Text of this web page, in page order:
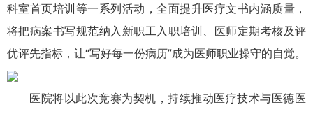
科室首页培训等一系列活动，全面提升医疗文书内涵质量，
将把病案书写规范纳入新职工入职培训、医师定期考核及评
优评先指标，让“写好每一份病历”成为医师职业操守的自觉。
医院将以此次竞赛为契机，持续推动医疗技术与医德医